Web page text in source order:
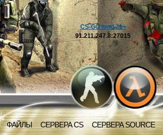
ФАЙЛЫ СЕРВЕРА CS СЕРВЕРА SOURCE
CS-GO mod 21+
91.211.247.8:27015